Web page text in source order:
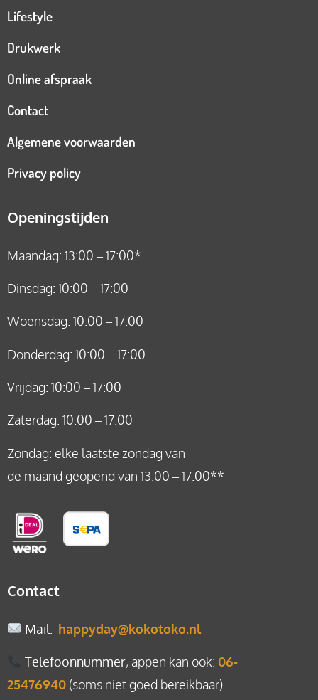
Lifestyle
Drukwerk
Online afspraak
Contact
Algemene voorwaarden
Privacy policy
Openingstijden
Maandag: 13:00 – 17:00*
Dinsdag: 10:00 – 17:00
Woensdag: 10:00 – 17:00
Donderdag: 10:00 – 17:00
Vrijdag: 10:00 – 17:00
Zaterdag: 10:00 – 17:00
Zondag: elke laatste zondag van
de maand geopend van 13:00 – 17:00**
Contact
Mail: happyday@kokotoko.nl
Telefoonnummer, appen kan ook: 06-
25476940 (soms niet goed bereikbaar)